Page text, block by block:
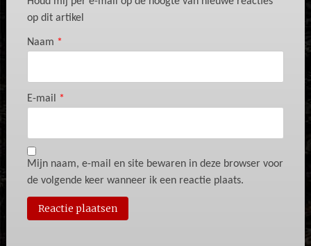
op dit artikel
Naam *
E-mail *
Mijn naam, e-mail en site bewaren in deze browser voor
de volgende keer wanneer ik een reactie plaats.